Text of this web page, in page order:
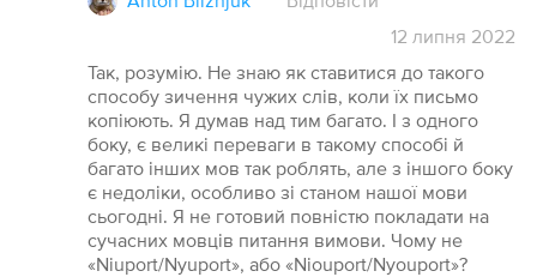
12 липня 2022
Так, розумію. Не знаю як ставитися до такого
способу зичення чужих слів, коли їх письмо
копіюють. Я думав над тим багато. І з одного
боку, є великі переваги в такому способі й
багато інших мов так роблять, але з іншого боку
є недоліки, особливо зі станом нашої мови
сьогодні. Я не готовий повністю покладати на
сучасних мовців питання вимови. Чому не
«Niuport/Nyuport», або «Niouport/Nyouport»?